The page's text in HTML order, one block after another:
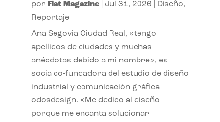
por Flat Magazine| Jul 31, 2026 Diseño,
Reportaje
Ana Segovia Ciudad Real, «tengo
apellidos de ciudades y muchas
anécdotas debido a mi nombre», es
socia co-fundadora del estudio de diseño
industrial y comunicación gráfica
odosdesign. «Me dedico al diseño
porque me encanta solucionar